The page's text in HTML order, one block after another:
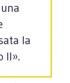
la
II».